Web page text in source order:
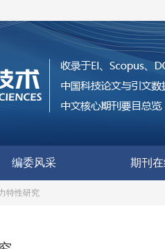
编委风采 期刊
特性研究